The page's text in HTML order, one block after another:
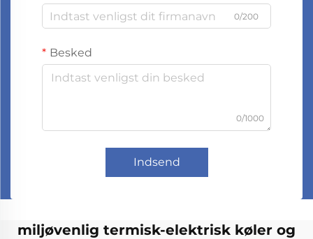
0/200
Besked
0/1000
Indsend
miljøvenlig termisk-elektrisk køler og